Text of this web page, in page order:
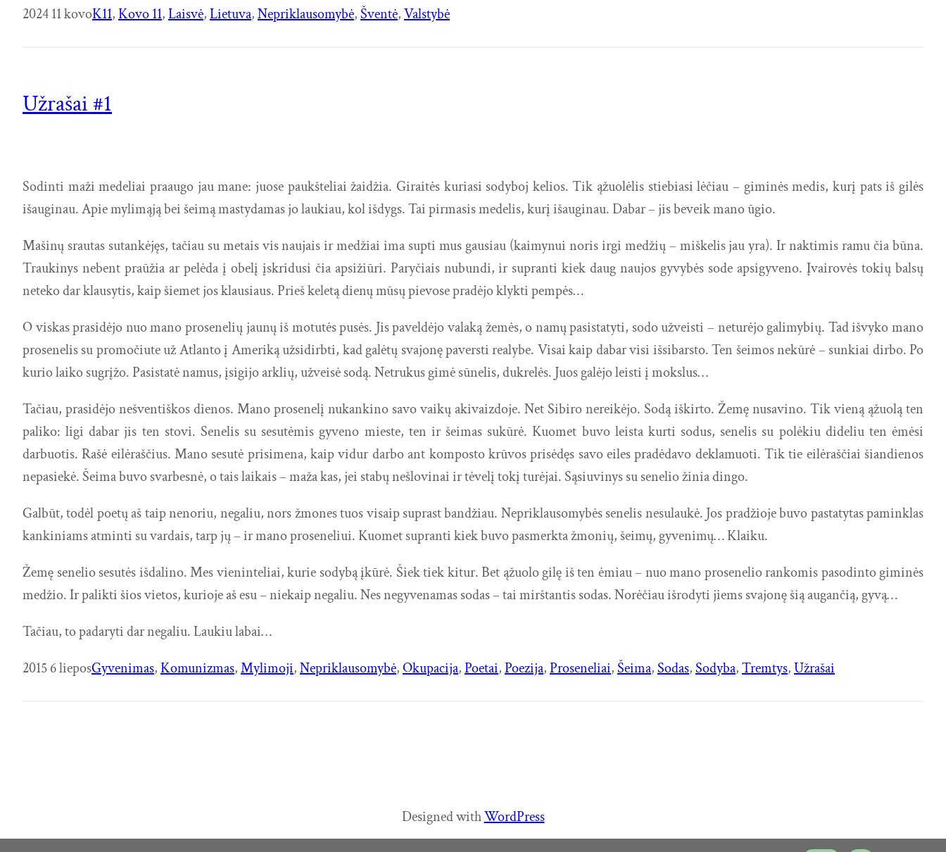
2024 11 kovoK11, Kovo 11, Laisvė, Lietuva, Nepriklausomybė, Šventė, Valstybė
Užrašai #1
Sodinti maži medeliai praaugo jau mane: juose paukšteliai žaidžia. Giraitės kuriasi sodyboj kelios. Tik ąžuolėlis stiebiasi lėčiau – giminės medis, kurį pats iš gilės
išauginau. Apie mylimąją bei šeimą mastydamas jo laukiau, kol išdygs. Tai pirmasis medelis, kurį išauginau. Dabar – jis beveik mano ūgio.
Mašinų srautas sutankėjęs, tačiau su metais vis naujais ir medžiai ima supti mus gausiau (kaimynui noris irgi medžių – miškelis jau yra). Ir naktimis ramu čia būna.
Traukinys nebent praūžia ar pelėda į obelį įskridusi čia apsižiūri. Paryčiais nubundi, ir supranti kiek daug naujos gyvybės sode apsigyveno. Įvairovės tokių balsų
neteko dar klausytis, kaip šiemet jos klausiaus. Prieš keletą dienų mūsų pievose pradėjo klykti pempės…
O viskas prasidėjo nuo mano prosenelių jaunų iš motutės pusės. Jis paveldėjo valaką žemės, o namų pasistatyti, sodo užveisti – neturėjo galimybių. Tad išvyko mano
prosenelis su promočiute už Atlanto į Ameriką užsidirbti, kad galėtų svajonę paversti realybe. Visai kaip dabar visi išsibarsto. Ten šeimos nekūrė – sunkiai dirbo. Po
kurio laiko sugrįžo. Pasistatė namus, įsigijo arklių, užveisė sodą. Netrukus gimė sūnelis, dukrelės. Juos galėjo leisti į mokslus…
Tačiau, prasidėjo nešventiškos dienos. Mano prosenelį nukankino savo vaikų akivaizdoje. Net Sibiro nereikėjo. Sodą iškirto. Žemę nusavino. Tik vieną ąžuolą ten
paliko: ligi dabar jis ten stovi. Senelis su sesutėmis gyveno mieste, ten ir šeimas sukūrė. Kuomet buvo leista kurti sodus, senelis su polėkiu dideliu ten ėmėsi
darbuotis. Rašė eilėraščius. Mano sesutė prisimena, kaip vidur darbo ant komposto krūvos prisėdęs savo eiles pradėdavo deklamuoti. Tik tie eilėraščiai šiandienos
nepasiekė. Šeima buvo svarbesnė, o tais laikais – maža kas, jei stabų nešlovinai ir tėvelį tokį turėjai. Sąsiuvinys su senelio žinia dingo.
Galbūt, todėl poetų aš taip nenoriu, negaliu, nors žmones tuos visaip suprast bandžiau. Nepriklausomybės senelis nesulaukė. Jos pradžioje buvo pastatytas paminklas
kankiniams atminti su vardais, tarp jų – ir mano proseneliui. Kuomet supranti kiek buvo pasmerkta žmonių, šeimų, gyvenimų… Klaiku.
Žemę senelio sesutės išdalino. Mes vieninteliai, kurie sodybą įkūrė. Šiek tiek kitur. Bet ąžuolo gilę iš ten ėmiau – nuo mano prosenelio rankomis pasodinto giminės
medžio. Ir palikti šios vietos, kurioje aš esu – niekaip negaliu. Nes negyvenamas sodas – tai mirštantis sodas. Norėčiau išrodyti jiems svajonę šią augančią, gyvą…
Tačiau, to padaryti dar negaliu. Laukiu labai…
2015 6 lieposGyvenimas, Komunizmas, Mylimoji, Nepriklausomybė, Okupacija, Poetai, Poezija, Proseneliai, Šeima, Sodas, Sodyba, Tremtys, Užrašai
Designed withWordPress